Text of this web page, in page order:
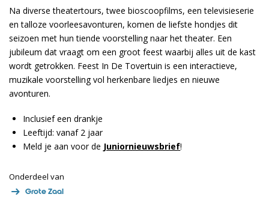
Na diverse theatertours, twee bioscoopfilms, een televisieserie
en talloze voorleesavonturen, komen de liefste hondjes dit
seizoen met hun tiende voorstelling naar het theater. Een
jubileum dat vraagt om een groot feest waarbij alles uit de kast
wordt getrokken. Feest In De Tovertuin is een interactieve,
muzikale voorstelling vol herkenbare liedjes en nieuwe
avonturen.
Inclusief een drankje
Leeftijd: vanaf 2 jaar
Meld je aan voor de Juniornieuwsbrief!
Onderdeel van
Grote Zaal